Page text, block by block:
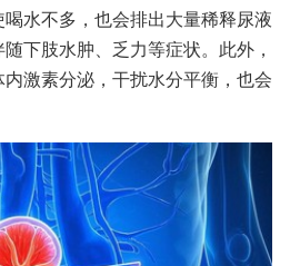
水不多，也会排出大量稀释尿液
下肢水肿、乏力等症状。此外，
激素分泌，干扰水分平衡，也会